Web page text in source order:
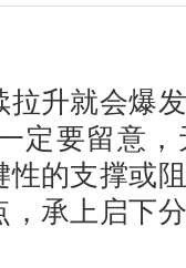
升就会爆发
定要留意
的支撑或
承上启下